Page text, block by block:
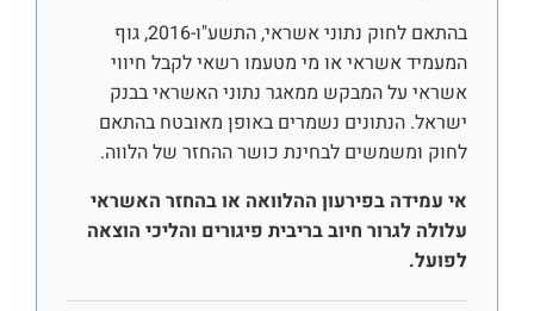
בהתאם לחוק נתוני אשראי, התשע"ו-2016, גוף
המעמיד אשראי או מי מטעמו רשאי לקבל חיווי
אשראי על המבקש ממאגר נתוני האשראי בבנק
ישראל. הנתונים נשמרים באופן מאובטח בהתאם
לחוק ומשמשים לבחינת כושר ההחזר של הלווה.
אי עמידה בפירעון ההלוואה או בהחזר האשראי
עלולה לגרור חיוב בריבית פיגורים והליכי הוצאה
לפועל.